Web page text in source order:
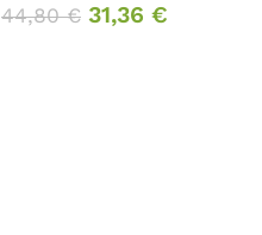
44,80€ 31,36 €